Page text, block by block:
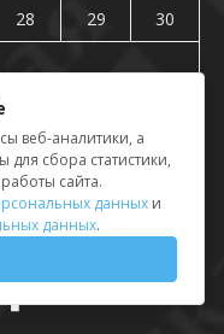
28 29
30
веб-аналитики, а
для сбора статистики,
сайта.
данных и
данных.